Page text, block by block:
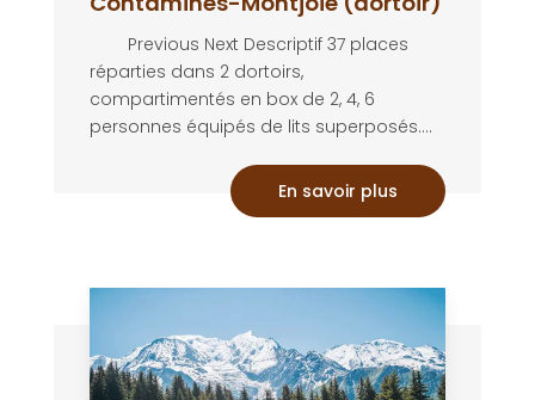
Previous Next Descriptif 37 places
réparties dans 2 dortoirs,
compartimentés en box de 2, 4, 6
personnes équipés de lits superposés....
En savoir plus